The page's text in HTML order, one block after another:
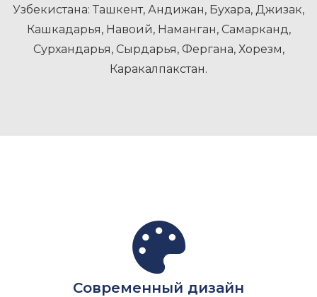
Узбекистана: Ташкент, Андижан, Бухара, Джизак,
Кашкадарья, Навоий, Наманган, Самарканд,
Сурхандарья, Сырдарья, Фергана, Хорезм,
Каракалпакстан.
Современный дизайн